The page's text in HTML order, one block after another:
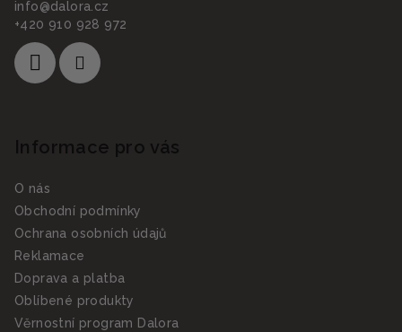
info@dalora.cz
+420 910 928 972
Informace pro vás
O nás
Obchodní podmínky
Ochrana osobních údajů
Reklamace
Doprava a platba
Oblíbené produkty
Věrnostní program Dalora